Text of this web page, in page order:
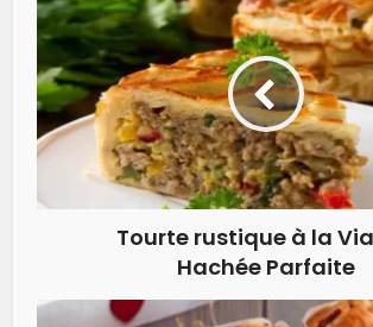
Tourte rustique à la
Hachée Parfaite